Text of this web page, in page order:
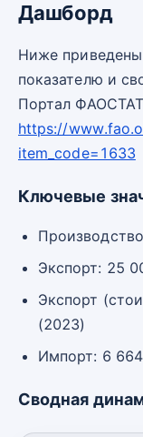
Дашборд
Ниже
показателю и
Портал
https://
item_code=1633
Ключевые
Экспорт: 25
Экспорт
(2023)
Импорт: 6
Сводная